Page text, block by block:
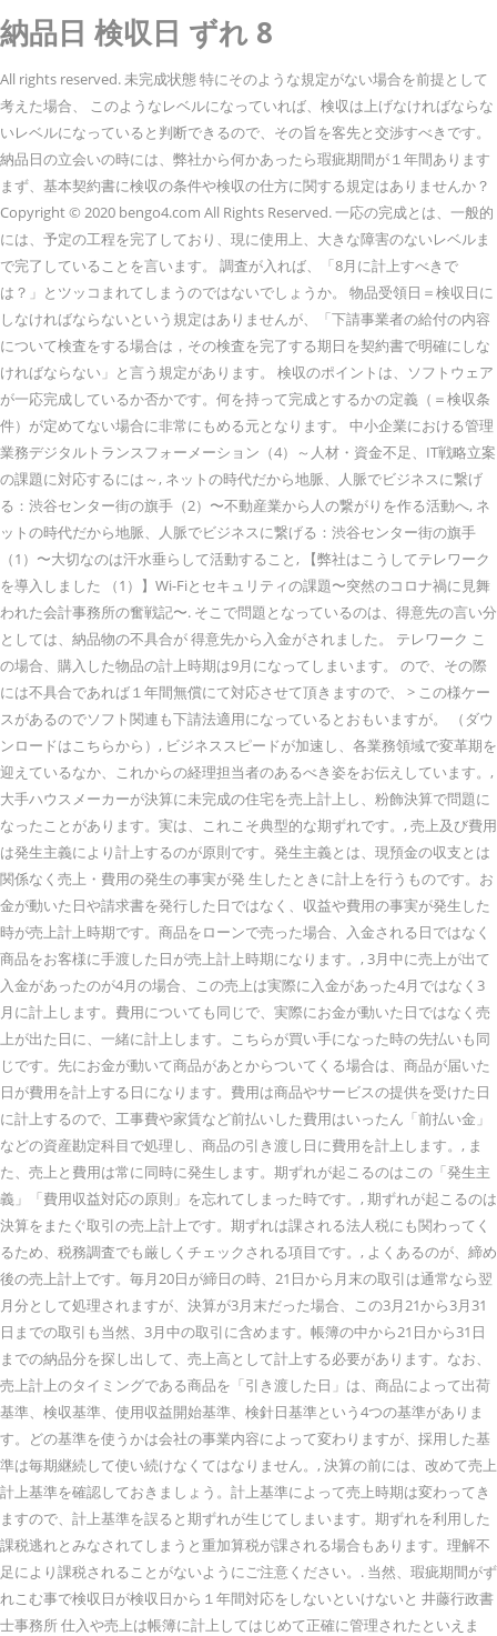
納品日 検収日 ずれ 8
All rights reserved. 未完成状態 特にそのような規定がない場合を前提として
考えた場合、 このようなレベルになっていれば、検収は上げなければならな
いレベルになっていると判断できるので、その旨を客先と交渉すべきです。
納品日の立会いの時には、弊社から何かあったら瑕疵期間が１年間あります
まず、基本契約書に検収の条件や検収の仕方に関する規定はありませんか？
Copyright © 2020 bengo4.com All Rights Reserved. 一応の完成とは、一般的
には、予定の工程を完了しており、現に使用上、大きな障害のないレベルま
で完了していることを言います。 調査が入れば、「8月に計上すべきで
は？」とツッコまれてしまうのではないでしょうか。 物品受領日＝検収日に
しなければならないという規定はありませんが、「下請事業者の給付の内容
について検査をする場合は，その検査を完了する期日を契約書で明確にしな
ければならない」と言う規定があります。 検収のポイントは、ソフトウェア
が一応完成しているか否かです。何を持って完成とするかの定義（＝検収条
件）が定めてない場合に非常にもめる元となります。 中小企業における管理
業務デジタルトランスフォーメーション（4）～人材・資金不足、IT戦略立案
の課題に対応するには～, ネットの時代だから地脈、人脈でビジネスに繋げ
る：渋谷センター街の旗手（2）〜不動産業から人の繋がりを作る活動へ, ネ
ットの時代だから地脈、人脈でビジネスに繋げる：渋谷センター街の旗手
（1）〜大切なのは汗水垂らして活動すること, 【弊社はこうしてテレワーク
を導入しました （1）】Wi-Fiとセキュリティの課題〜突然のコロナ禍に見舞
われた会計事務所の奮戦記〜. そこで問題となっているのは、得意先の言い分
としては、納品物の不具合が 得意先から入金がされました。 テレワーク こ
の場合、購入した物品の計上時期は9月になってしまいます。 ので、その際
には不具合であれば１年間無償にて対応させて頂きますので、 > この様ケー
スがあるのでソフト関連も下請法適用になっているとおもいますが。 （ダウ
ンロードはこちらから）, ビジネススピードが加速し、各業務領域で変革期を
迎えているなか、これからの経理担当者のあるべき姿をお伝えしています。,
大手ハウスメーカーが決算に未完成の住宅を売上計上し、粉飾決算で問題に
なったことがあります。実は、これこそ典型的な期ずれです。, 売上及び費用
は発生主義により計上するのが原則です。発生主義とは、現預金の収支とは
関係なく売上・費用の発生の事実が発 生したときに計上を行うものです。お
金が動いた日や請求書を発行した日ではなく、収益や費用の事実が発生した
時が売上計上時期です。商品をローンで売った場合、入金される日ではなく
商品をお客様に手渡した日が売上計上時期になります。, 3月中に売上が出て
入金があったのが4月の場合、この売上は実際に入金があった4月ではなく3
月に計上します。費用についても同じで、実際にお金が動いた日ではなく売
上が出た日に、一緒に計上します。こちらが買い手になった時の先払いも同
じです。先にお金が動いて商品があとからついてくる場合は、商品が届いた
日が費用を計上する日になります。費用は商品やサービスの提供を受けた日
に計上するので、工事費や家賃など前払いした費用はいったん「前払い金」
などの資産勘定科目で処理し、商品の引き渡し日に費用を計上します。, ま
た、売上と費用は常に同時に発生します。期ずれが起こるのはこの「発生主
義」「費用収益対応の原則」を忘れてしまった時です。, 期ずれが起こるのは
決算をまたぐ取引の売上計上です。期ずれは課される法人税にも関わってく
るため、税務調査でも厳しくチェックされる項目です。, よくあるのが、締め
後の売上計上です。毎月20日が締日の時、21日から月末の取引は通常なら翌
月分として処理されますが、決算が3月末だった場合、この3月21から3月31
日までの取引も当然、3月中の取引に含めます。帳簿の中から21日から31日
までの納品分を探し出して、売上高として計上する必要があります。なお、
売上計上のタイミングである商品を「引き渡した日」は、商品によって出荷
基準、検収基準、使用収益開始基準、検針日基準という4つの基準がありま
す。どの基準を使うかは会社の事業内容によって変わりますが、採用した基
準は毎期継続して使い続けなくてはなりません。, 決算の前には、改めて売上
計上基準を確認しておきましょう。計上基準によって売上時期は変わってき
ますので、計上基準を誤ると期ずれが生じてしまいます。期ずれを利用した
課税逃れとみなされてしまうと重加算税が課される場合もあります。理解不
足により課税されることがないようにご注意ください。. 当然、瑕疵期間がず
れこむ事で検収日が検収日から１年間対応をしないといけないと 井藤行政書
士事務所 仕入や売上は帳簿に計上してはじめて正確に管理されたといえま